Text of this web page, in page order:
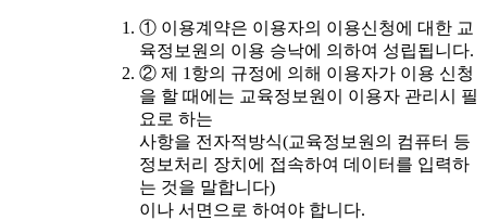
① 이용계약은 이용자의 이용신청에 대한 교
육정보원의 이용 승낙에 의하여 성립됩니다.
② 제 1항의 규정에 의해 이용자가 이용 신청
을 할 때에는 교육정보원이 이용자 관리시 필
요로 하는
사항을 전자적방식(교육정보원의 컴퓨터 등
정보처리 장치에 접속하여 데이터를 입력하
는 것을 말합니다)
이나 서면으로 하여야 합니다.